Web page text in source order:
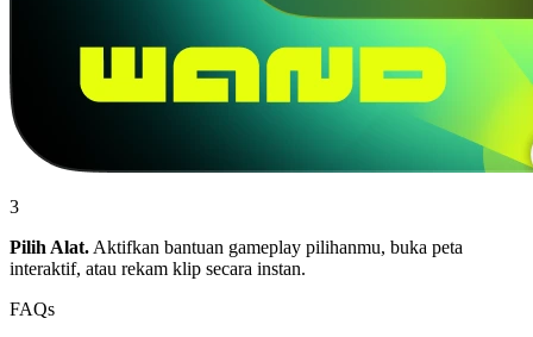
3
Pilih Alat. Aktifkan bantuan gameplay pilihanmu, buka peta
interaktif, atau rekam klip secara instan.
FAQs